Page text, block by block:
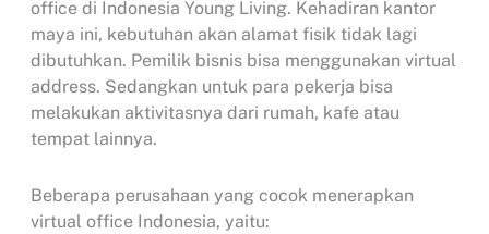
office di Indonesia Young Living. Kehadiran kantor
maya ini, kebutuhan akan alamat fisik tidak lagi
dibutuhkan. Pemilik bisnis bisa menggunakan virtual
address. Sedangkan untuk para pekerja bisa
melakukan aktivitasnya dari rumah, kafe atau
tempat lainnya.
Beberapa perusahaan yang cocok menerapkan
virtual office Indonesia, yaitu: